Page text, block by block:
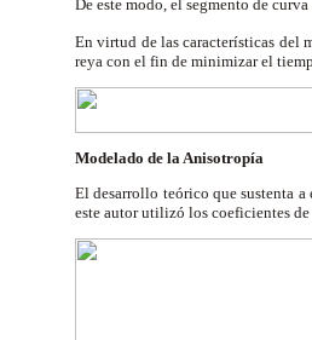
De este modo, el segmento de curva
En virtud de las características del
reya con el fin de minimizar el
Modelado de la Anisotropía
El desarrollo teórico que sustenta
este autor utilizó los coeficientes